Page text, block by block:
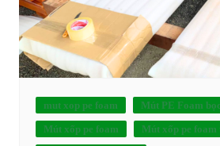
mut xop pe foam
Mút PE Foam
Mút xốp pe foam
Mút xốp pe